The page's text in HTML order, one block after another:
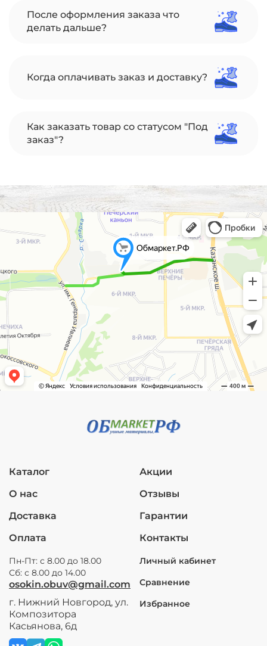
После оформления заказа что
делать дальше?
Когда оплачивать заказ и доставку?
Как заказать товар со статусом "Под
заказ"?
Каталог
О нас
Доставка
Оплата
Акции
Отзывы
Гарантии
Контакты
Пн-Пт: с 8.00 до 18.00
Сб: с 8.00 до 14.00
osokin.obuv@gmail.com
г. Нижний Новгород, ул.
Композитора
Касьянова, 6д
Личный кабинет
Сравнение
Избранное